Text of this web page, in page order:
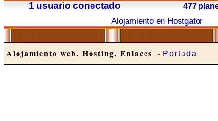
1 usuario conectado
477
Alojamiento en Hostgator
Alojamiento web. Hosting. Enlaces - Portada